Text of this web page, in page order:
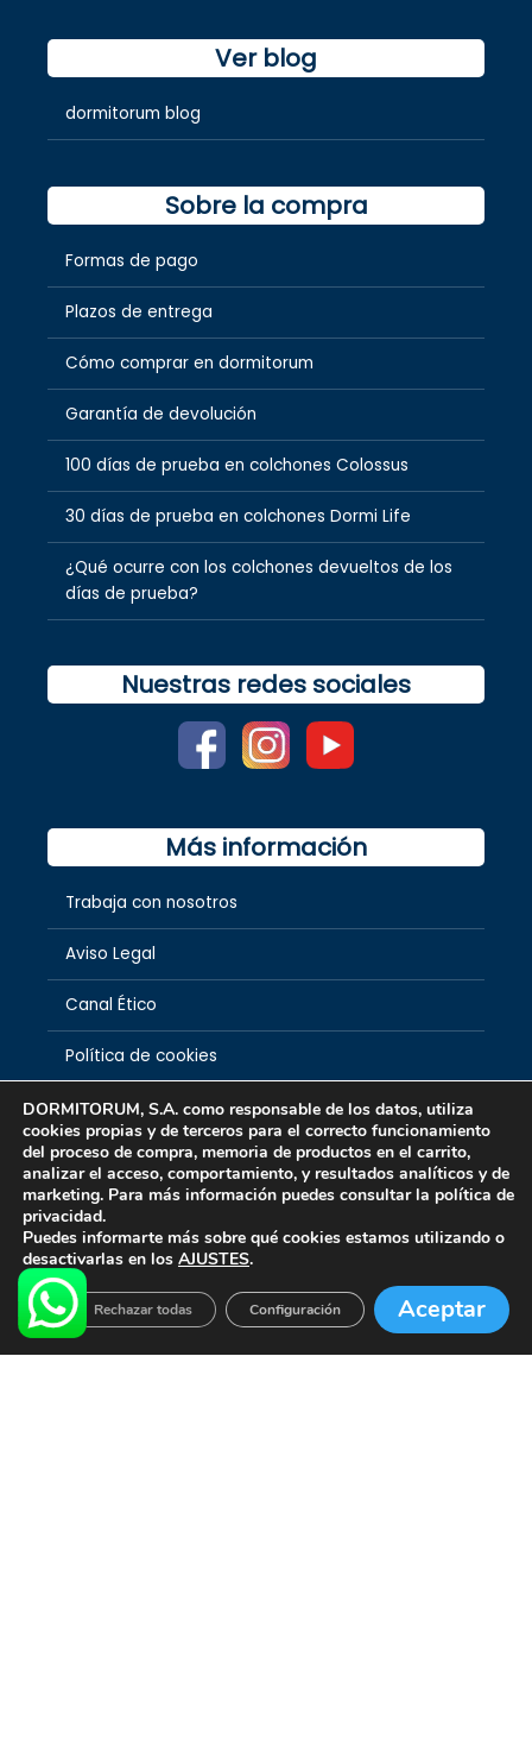
Ver blog
dormitorum blog
Sobre la compra
Formas de pago
Plazos de entrega
Cómo comprar en dormitorum
Garantía de devolución
100 días de prueba en colchones Colossus
30 días de prueba en colchones Dormi Life
¿Qué ocurre con los colchones devueltos de los
días de prueba?
Nuestras redes sociales
Más información
Trabaja con nosotros
Aviso Legal
Canal Ético
Política de cookies
Política de privacidad
Preguntas frecuentes
Diccionario de colchones
Calculadora de sueño
Contacto
DORMITORUM, S.A. como responsable de los datos, utiliza
cookies propias y de terceros para el correcto funcionamiento
del proceso de compra, memoria de productos en el carrito,
analizar el acceso, comportamiento, y resultados analíticos y de
marketing. Para más información puedes consultar la política de
privacidad.
Puedes informarte más sobre qué cookies estamos utilizando o
desactivarlas en los AJUSTES.
Aceptar
Rechazar todas Configuración